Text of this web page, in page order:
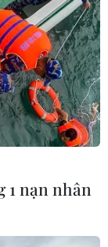
18/2 một vụ
Leuven,
người khác bị
1 nạn nhân